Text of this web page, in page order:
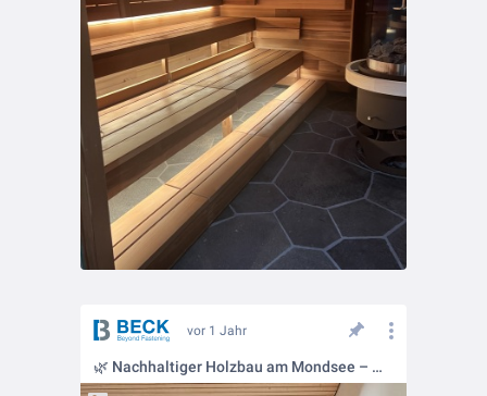
vor 1 Jahr
🌿 Nachhaltiger Holzbau am Mondsee – Mit LIGNOLOC® Holznägeln 🏡